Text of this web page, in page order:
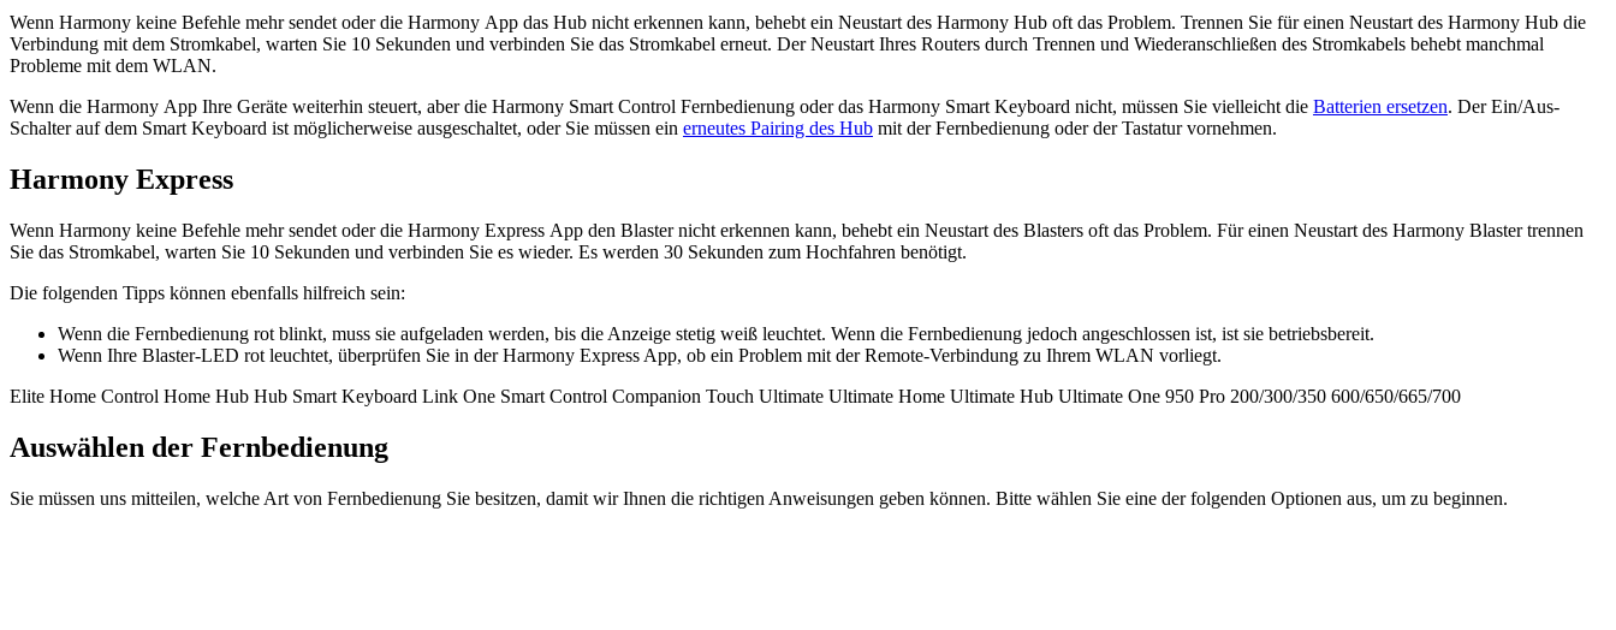
Wenn Harmony keine Befehle mehr sendet oder die Harmony App das Hub nicht erkennen kann, behebt ein Neustart des Harmony Hub oft das Problem. Trennen Sie für einen Neustart des Harmony Hub die
Verbindung mit dem Stromkabel, warten Sie 10 Sekunden und verbinden Sie das Stromkabel erneut. Der Neustart Ihres Routers durch Trennen und Wiederanschließen des Stromkabels behebt manchmal
Probleme mit dem WLAN.
Wenn die Harmony App Ihre Geräte weiterhin steuert, aber die Harmony Smart Control Fernbedienung oder das Harmony Smart Keyboard nicht, müssen Sie vielleicht die Batterien ersetzen. Der Ein/Aus-
Schalter auf dem Smart Keyboard ist möglicherweise ausgeschaltet, oder Sie müssen ein erneutes Pairing des Hub mit der Fernbedienung oder der Tastatur vornehmen.
Harmony Express
Wenn Harmony keine Befehle mehr sendet oder die Harmony Express App den Blaster nicht erkennen kann, behebt ein Neustart des Blasters oft das Problem. Für einen Neustart des Harmony Blaster trennen
Sie das Stromkabel, warten Sie 10 Sekunden und verbinden Sie es wieder. Es werden 30 Sekunden zum Hochfahren benötigt.
Die folgenden Tipps können ebenfalls hilfreich sein:
Wenn die Fernbedienung rot blinkt, muss sie aufgeladen werden, bis die Anzeige stetig weiß leuchtet. Wenn die Fernbedienung jedoch angeschlossen ist, ist sie betriebsbereit.
Wenn Ihre Blaster-LED rot leuchtet, überprüfen Sie in der Harmony Express App, ob ein Problem mit der Remote-Verbindung zu Ihrem WLAN vorliegt.
Elite Home Control Home Hub Hub Smart Keyboard Link One Smart Control Companion Touch Ultimate Ultimate Home Ultimate Hub Ultimate One 950 Pro 200/300/350 600/650/665/700
Auswählen der Fernbedienung
Sie müssen uns mitteilen, welche Art von Fernbedienung Sie besitzen, damit wir Ihnen die richtigen Anweisungen geben können. Bitte wählen Sie eine der folgenden Optionen aus, um zu beginnen.